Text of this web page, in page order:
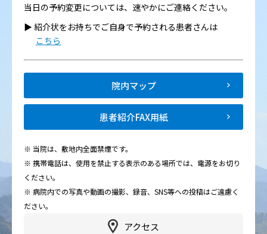
アクセス
当日の予約変更については、速やかにご連絡ください。
▶︎ 紹介状をお持ちでご自身で予約される患者さんは
こちら
院内マップ
患者紹介FAX用紙
※ 当院は、敷地内全面禁煙です。
※ 携帯電話は、使用を禁止する表示のある場所では、電源をお切り
ください。
※ 病院内での写真や動画の撮影、録音、SNS等への投稿はご遠慮く
ださい。